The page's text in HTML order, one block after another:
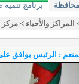
برنامج
المراكز والأحياء > مركز
: الرئيس يوافق